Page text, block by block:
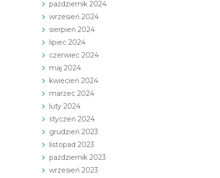
październik 2024
wrzesień 2024
sierpień 2024
lipiec 2024
czerwiec 2024
maj 2024
kwiecień 2024
marzec 2024
luty 2024
styczeń 2024
grudzień 2023
listopad 2023
październik 2023
wrzesień 2023